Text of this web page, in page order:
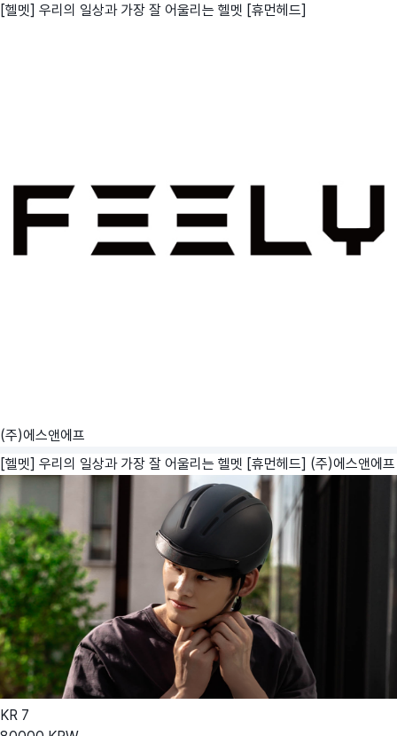
[헬멧] 우리의 일상과 가장 잘 어울리는 헬멧 [휴먼헤드]
(주)에스앤에프
[헬멧] 우리의 일상과 가장 잘 어울리는 헬멧 [휴먼헤드] (주)에스앤에프
KR 7